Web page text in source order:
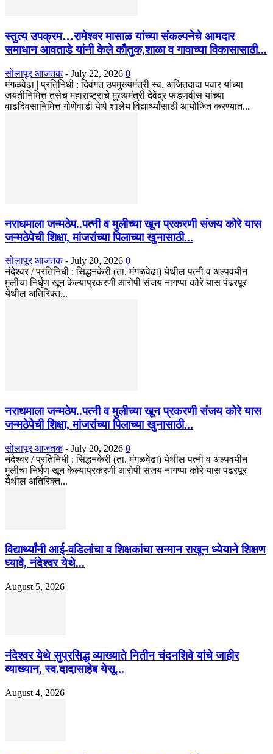
स्तुत्य उपक्रम…रामेश्वर मासाळ यांच्या संकल्पनेचे आमदार
समाधान आवताडे यांनी केले कौतुक,शाळा व गावाच्या विकासासाठी...
सोलापूर आजतक - July 22, 2026 0
मंगळवेढा | प्रतिनिधी : दिवंगत उपमुख्यमंत्री स्व. अजितदादा पवार यांच्या
जयंतीनिमित्त तसेच महाराष्ट्राचे मुख्यमंत्री देवेंद्र फडणवीस यांच्या
वाढदिवसानिमित्त गोणेवाडी येथे शालेय विद्यार्थ्यांसाठी आयोजित करण्यात...
नराधमाला जन्मठेप..पत्नी व मुलीच्या खून प्रकरणी संजय कोरे यास
जन्मठेपेची शिक्षा, मांजरांच्या पिलाच्या खुनासाठी...
सोलापूर आजतक - July 20, 2026 0
नंदेश्वर / प्रतिनिधी : सिद्धनकेरी (ता. मंगळवेढा) येथील पत्नी व अल्पवयीन
मुलीचा निर्घृण खून केल्याप्रकरणी आरोपी संजय नागप्पा कोरे यास पंढरपूर
येथील अतिरिक्त...
नराधमाला जन्मठेप..पत्नी व मुलीच्या खून प्रकरणी संजय कोरे यास
जन्मठेपेची शिक्षा, मांजरांच्या पिलाच्या खुनासाठी...
सोलापूर आजतक - July 20, 2026 0
नंदेश्वर / प्रतिनिधी : सिद्धनकेरी (ता. मंगळवेढा) येथील पत्नी व अल्पवयीन
मुलीचा निर्घृण खून केल्याप्रकरणी आरोपी संजय नागप्पा कोरे यास पंढरपूर
येथील अतिरिक्त...
विद्यार्थ्यांनी आई-वडिलांचा व शिक्षकांचा सन्मान राखून ध्येयाने शिक्षण
घ्यावे, नंदेश्वर येथे...
August 5, 2026
नंदेश्वर येथे सुप्रसिद्ध व्याख्याते नितीन चंदनशिवे यांचे जाहीर
व्याख्यान, स्व.दादासाहेब येसू...
August 4, 2026